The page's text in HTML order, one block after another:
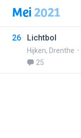
Mei2021
26 Lichtbol
Hijken, Drenthe
25